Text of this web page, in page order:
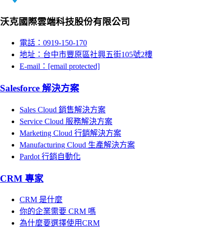
沃克國際雲端科技股份有限公司
電話：0919-150-170
地址：台中市豐原區社興五街105號2樓
E-mail： [email protected]
Salesforce 解決方案
Sales Cloud 銷售解決方案
Service Cloud 服務解決方案
Marketing Cloud 行銷解決方案
Manufacturing Cloud 生產解決方案
Pardot 行銷自動化
CRM 專家
CRM 是什麼
你的企業需要 CRM 嗎
為什麼要選擇使用CRM